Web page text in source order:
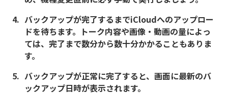
バックアップが完了するまでiCloudへのアップロー
ドを待ちます。トーク内容や画像・動画の量によっ
ては、完了まで数分から数十分かかることもありま
す。
バックアップが正常に完了すると、画面に最新のバ
ックアップ日時が表示されます。